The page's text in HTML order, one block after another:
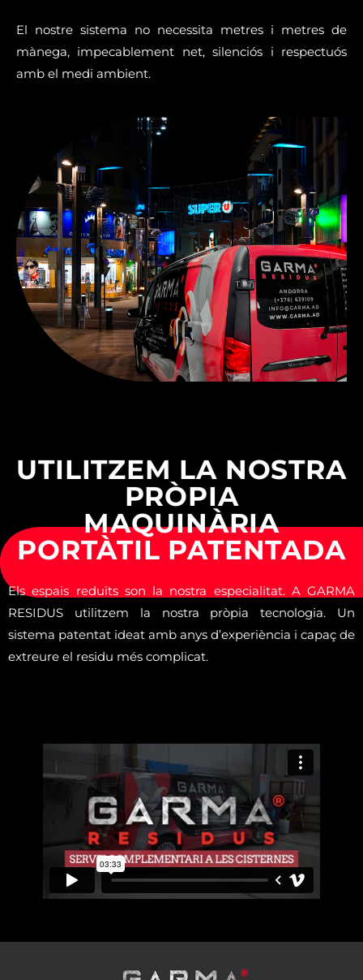
El nostre sistema no necessita metres i metres de
mànega, impecablement net, silenciós i respectuós
amb el medi ambient.
UTILITZEM LA NOSTRA
PRÒPIA
MAQUINÀRIA
PORTÀTIL PATENTADA
Els espais reduïts son la nostra especialitat. A GARMA
RESIDUS utilitzem la nostra pròpia tecnologia. Un
sistema patentat ideat amb anys d’experiència i capaç de
extreure el residu més complicat.